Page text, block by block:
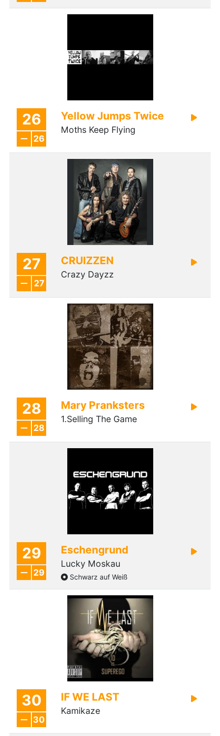
26
26
Yellow Jumps Twice
Moths Keep Flying
27
27
CRUIZZEN
Crazy Dayzz
28
28
Mary Pranksters
1.Selling The Game
29
29
Eschengrund
Lucky Moskau
Schwarz auf Weiß
30
30
IF WE LAST
Kamikaze